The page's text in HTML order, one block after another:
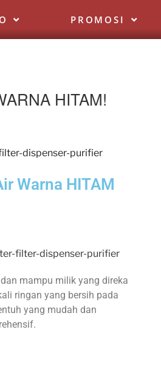
PROMOSI
HITAM!
Warna HITAM
mampu milik yang direka
ringan yang bersih pada
yang mudah dan